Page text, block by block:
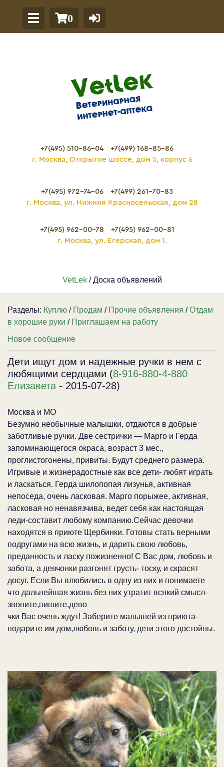
0
+7(495) 510-86-04
+7(499) 168-85-86
г. Москва, Открытое шоссе, дом 5, корпус 6
+7(495) 972-74-06
+7(499) 261-70-83
г. Москва, ул. Нижняя Красносельская, дом 28
+7(495) 962-00-78
+7(495) 962-00-81
г. Москва, ул. Егерская, дом 1.
VetLek/ Доска объявлений
Разделы: Куплю / Продам / Прочие объявления /Отдам
в хорошие руки / Приглашаем на работу
Новое сообщение
Дети ищут дом и надежные ручки в нем с
любящими сердцами (8-916-880-4-880
Елизавета - 2015-07-28)
Москва и МО
Безумно необычные малышки, отдаются в добрые
заботливые ручки. Две сестрички — Марго и Герда
запоминающегося окраса, возраст 3 мес.,
проглистогонены, привиты. Будут среднего размера.
Игривые и жизнерадостные как все дети- любят играть
и ласкаться. Герда шилопопая лизунья, активная
непоседа, очень ласковая. Марго порыжее, активная,
ласковая но ненавязчива, ведет себя как настоящая
леди-составит любому компанию.Сейчас девочки
находятся в приюте Щербинки. Готовы стать верными
подругами на всю жизнь, и дарить свою любовь,
преданность и ласку пожизненно! С Вас дом, любовь и
забота, а девчонки разгонят грусть- тоску, и скрасят
досуг. Если Вы влюбились в одну из них и понимаете
что дальнейшая жизнь без них утратит всякий смысл-
звоните,пишите,дево
чки Вас очень ждут! Заберите малышей из приюта-
подарите им дом,любовь и заботу, дети этого достойны.